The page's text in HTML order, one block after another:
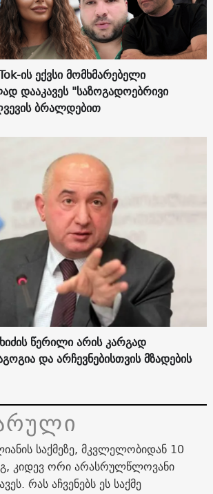
ის ექვსი მომხმარებელი
დააკავეს "საზოგადოებრივი
ბრალდებით
წერილი არის კარგად
და არჩევნებისთვის მზადების
საქმეზე, მკვლელობიდან 10
კიდევ ორი არასრულწლოვანი
რას აჩვენებს ეს საქმე